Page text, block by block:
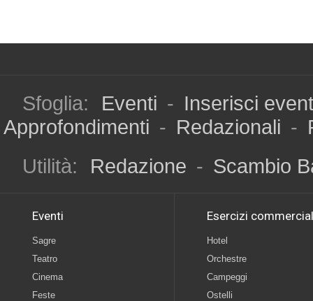
Sfoglia: Eventi - Inserisci
Approfondimenti - Redazionali -
Utilità:
Redazione - Scambio
Eventi
Sagre
Teatro
Cinema
Feste
Esercizi
Hotel
Orchestre
Campeggi
Ostelli